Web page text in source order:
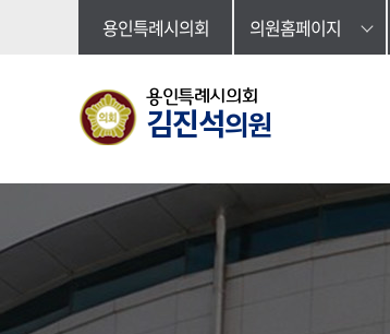
용인특례시의회 의원홈페이지
용인특례시의회
김진석의원